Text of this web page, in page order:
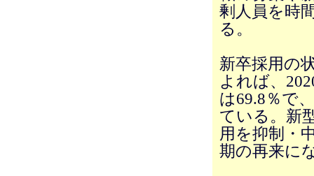
剰人員を時
る。
新卒採用の
よれば、
は69.8％で
ている。新
用を抑制・
期の再来に